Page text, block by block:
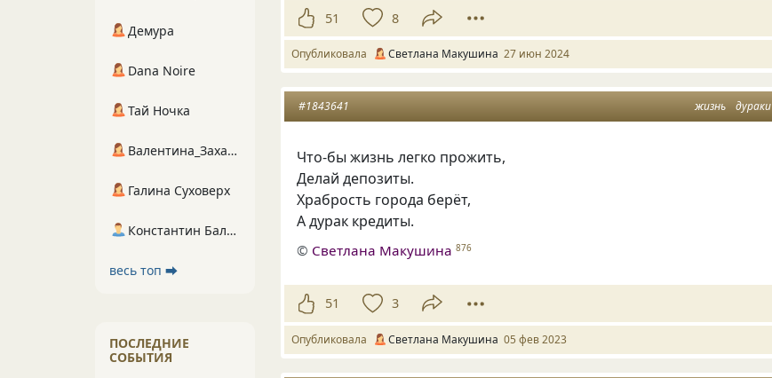
51 8
Опубликовала Светлана Макушина 27 июн 2024
жизнь дураки
#1843641
Что-бы жизнь легко прожить,
Делай депозиты.
Храбрость города берёт,
А дурак кредиты.
© Светлана Макушина 876
51 3
Опубликовала Светлана Макушина 05 фев 2023
Демура
Dana Noire
Тай Ночка
Валентина_Захарова
Галина Суховерх
Константин Балухта
весь топ ⮕
ПОСЛЕДНИЕ
СОБЫТИЯ